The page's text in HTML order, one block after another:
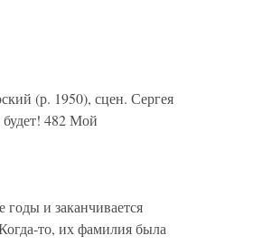
(р. 1950), сцен. Сергея
482 Мой
и заканчивается
то, их фамилия была